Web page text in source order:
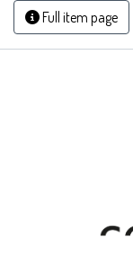
Full item page